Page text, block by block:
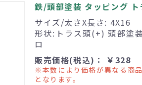
鉄/頭部塗装 タッピング
サイズ/太さX長さ: 4X16
形状:トラス頭(+) 頭部塗
ロ
販売価格(税込)： ￥328
※本数により価格が異なる商
となります。